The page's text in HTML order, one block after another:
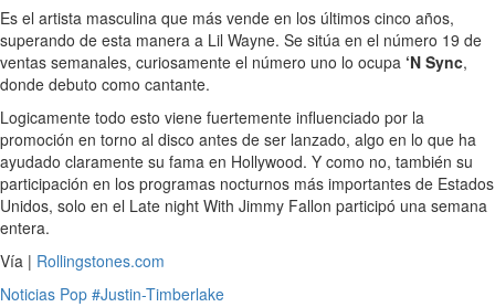
Es el artista masculina que más vende en los últimos cinco años,
superando de esta manera a Lil Wayne. Se sitúa en el número 19 de
ventas semanales, curiosamente el número uno lo ocupa ‘N Sync,
donde debuto como cantante.
Logicamente todo esto viene fuertemente influenciado por la
promoción en torno al disco antes de ser lanzado, algo en lo que ha
ayudado claramente su fama en Hollywood. Y como no, también su
participación en los programas nocturnos más importantes de Estados
Unidos, solo en el Late night With Jimmy Fallon participó una semana
entera.
Vía | Rollingstones.com
Noticias Pop #Justin-Timberlake